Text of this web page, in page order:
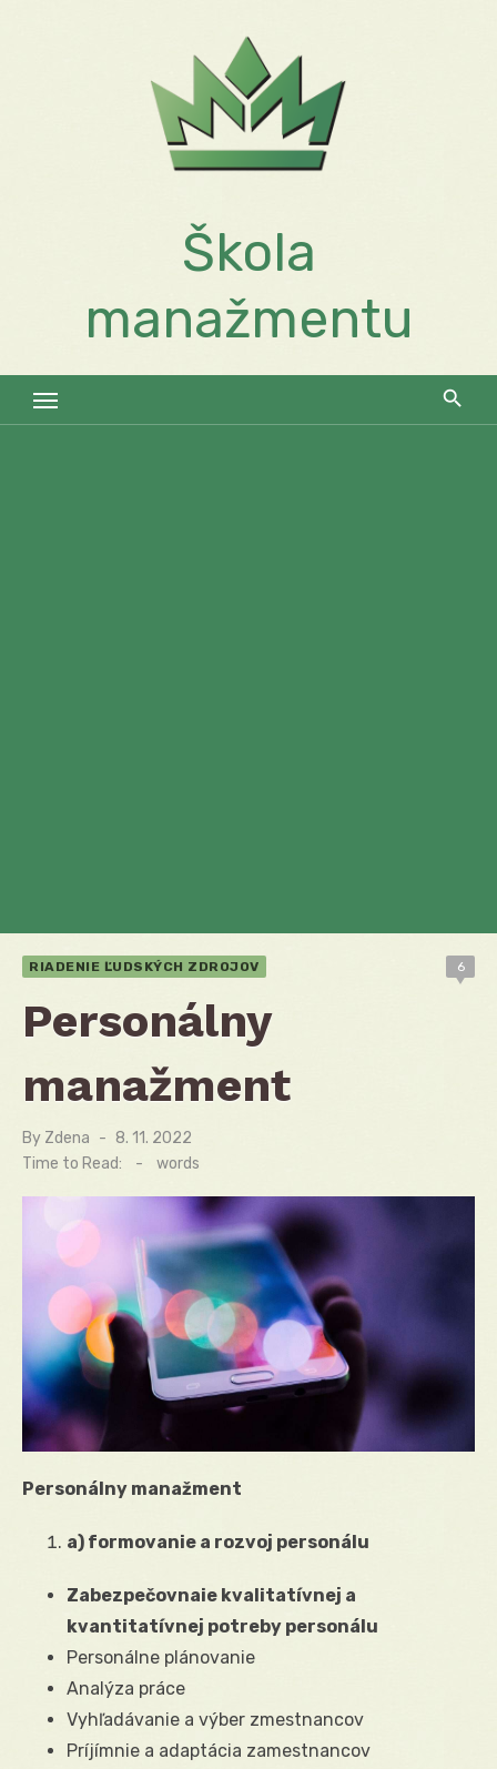
Škola
manažmentu
RIADENIE ĽUDSKÝCH ZDROJOV 6
Personálny
manažment
By Zdena
Posted
on
8. 11. 2022
Time to Read:
- words
Personálny manažment
a) formovanie a rozvoj personálu
Zabezpečovnaie kvalitatívnej a
kvantitatívnej potreby personálu
Personálne plánovanie
Analýza práce
Vyhľadávanie a výber zmestnancov
Príjímnie a adaptácia zamestnancov